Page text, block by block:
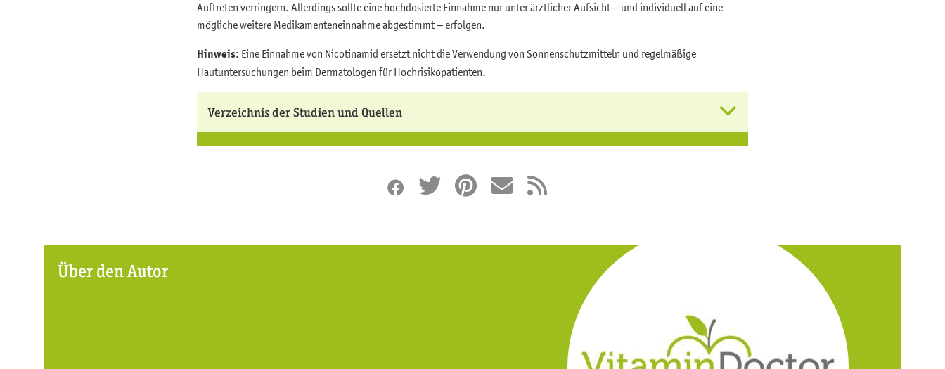
Auftreten verringern. Allerdings sollte eine hochdosierte Einnahme nur unter ärztlicher Aufsicht – und individuell auf eine
mögliche weitere Medikamenteneinnahme abgestimmt – erfolgen.
Hinweis: Eine Einnahme von Nicotinamid ersetzt nicht die Verwendung von Sonnenschutzmitteln und regelmäßige
Hautuntersuchungen beim Dermatologen für Hochrisikopatienten.
Verzeichnis der Studien und Quellen
Über den Autor